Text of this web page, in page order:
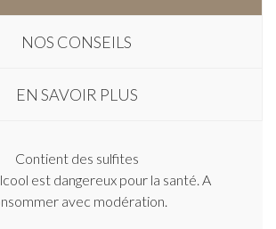
NOS CONSEILS
EN SAVOIR PLUS
Contient des sulfites
est dangereux pour la santé. A
avec modération.